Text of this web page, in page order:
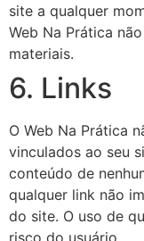
site a qualquer
Web Na Prática
materiais.
6. Links
O Web Na Prática
vinculados ao seu
conteúdo de
qualquer link não
do site. O uso de